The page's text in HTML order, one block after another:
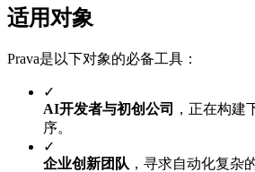
适用对象
Prava是以下对象的必备工具：
✓
AI开发者与初创公司
，正在构建
序。
✓
企业创新团队 ，寻求自动化复杂